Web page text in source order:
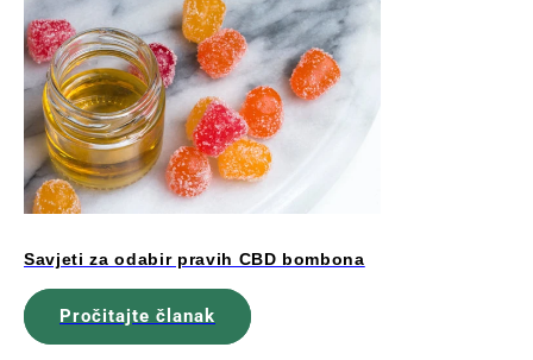
Savjeti za odabir pravih CBD bombona
Pročitajte članak